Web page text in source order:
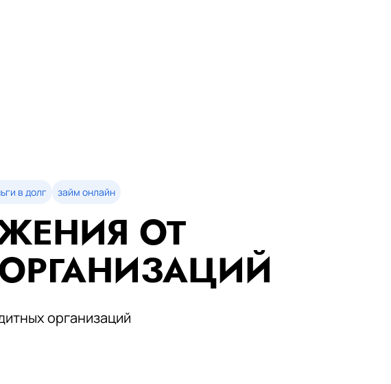
в долг займ онлайн
ОТ
организаций